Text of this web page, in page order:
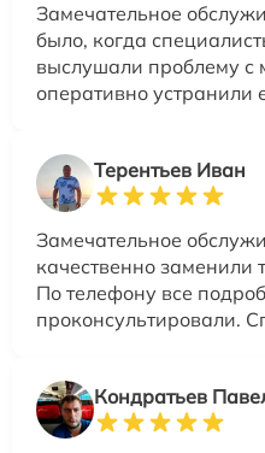
Замечательное
было, когда
выслушали проблему с
оперативно устранили
Терентьев Иван
Замечательное
качественно заменили
По телефону все
проконсультировали.
Кондратьев